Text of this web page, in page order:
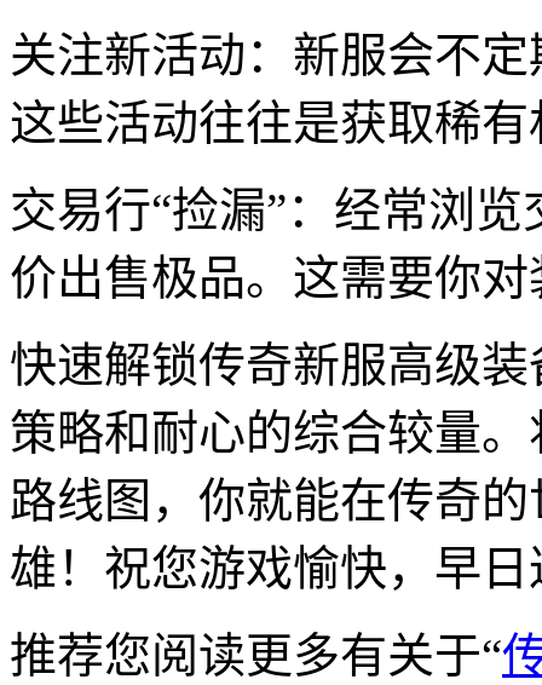
关注新活动：新服会不
这些活动往往是获取稀
交易行“捡漏”：经常浏
价出售极品。这需要你
快速解锁传奇新服高级
策略和耐心的综合较量
路线图，你就能在传奇
雄！祝您游戏愉快，早
推荐您阅读更多有关于“